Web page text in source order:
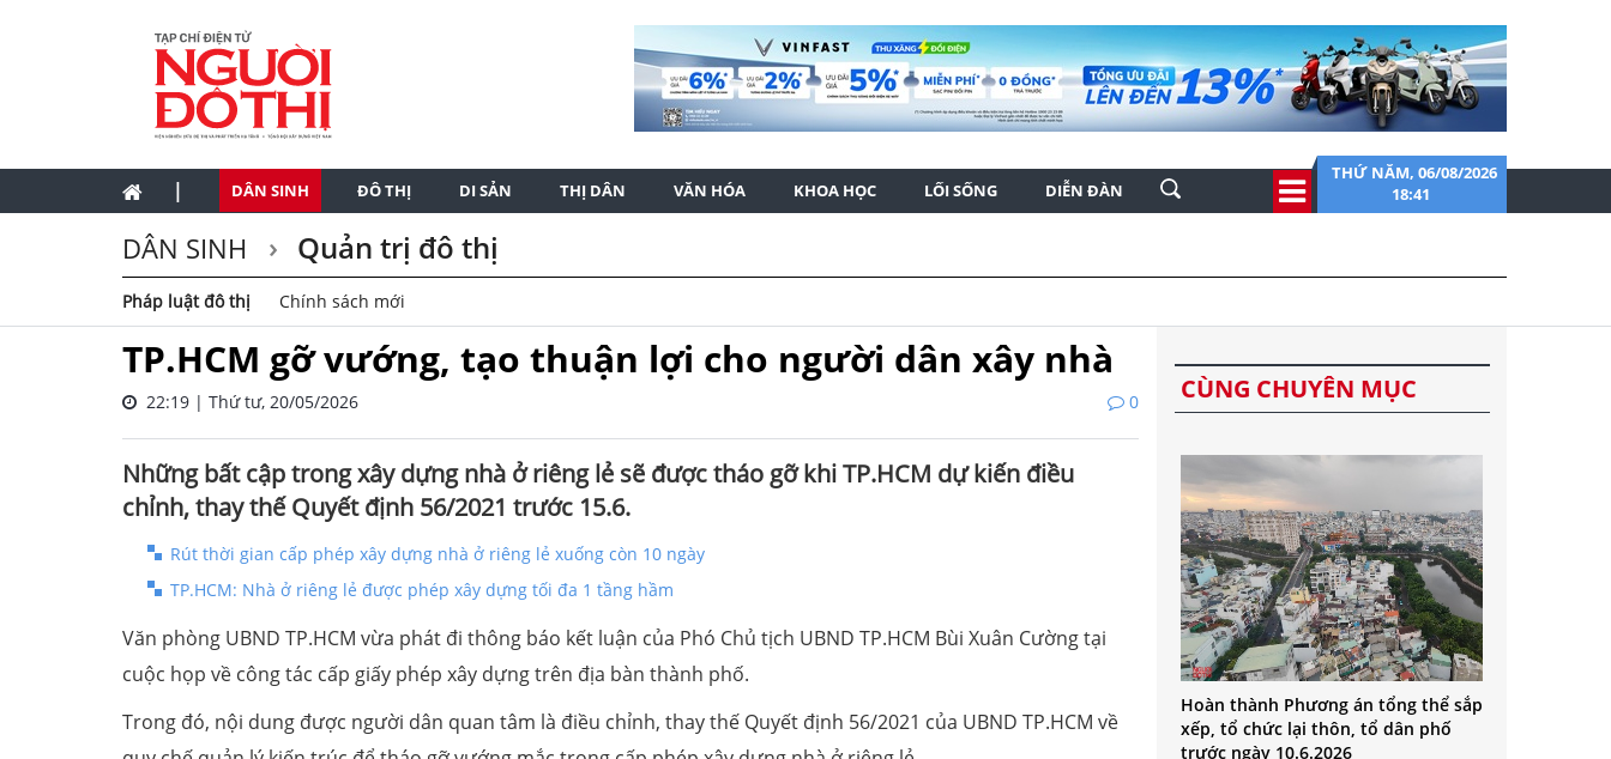
| DÂN SINH ĐÔ THỊ DI SẢN THỊ DÂN VĂN HÓA KHOA HỌC LỐI SỐNG DIỄN ĐÀN
THỨ NĂM, 06/08/2026
18:41
DÂN SINH Quản trị đô thị
Pháp luật đô thị Chính sách mới
TP.HCM gỡ vướng, tạo thuận lợi cho người dân xây nhà
22:19 | Thứ tư, 20/05/2026 0
Những bất cập trong xây dựng nhà ở riêng lẻ sẽ được tháo gỡ khi TP.HCM dự kiến điều
chỉnh, thay thế Quyết định 56/2021 trước 15.6.
Rút thời gian cấp phép xây dựng nhà ở riêng lẻ xuống còn 10 ngày
TP.HCM: Nhà ở riêng lẻ được phép xây dựng tối đa 1 tầng hầm
Văn phòng UBND TP.HCM vừa phát đi thông báo kết luận của Phó Chủ tịch UBND TP.HCM Bùi Xuân Cường tại
cuộc họp về công tác cấp giấy phép xây dựng trên địa bàn thành phố.
Trong đó, nội dung được người dân quan tâm là điều chỉnh, thay thế Quyết định 56/2021 của UBND TP.HCM về
CÙNG CHUYÊN MỤC
Hoàn thành Phương án tổng thể sắp
xếp, tổ chức lại thôn, tổ dân phố
trước ngày 10.6.2026